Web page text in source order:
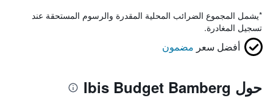
*يشمل المجموع الضرائب المحلية المقدرة والرسوم المستحقة عند
تسجيل المغادرة.
أفضل سعر مضمون
حول Ibis Budget Bamberg